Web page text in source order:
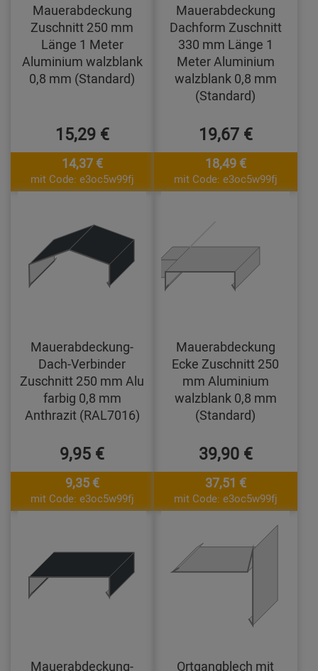
Mauerabdeckung
Zuschnitt 250 mm
Länge 1 Meter
Aluminium walzblank
0,8 mm (Standard)
15,29 €
14,37 €
mit Code: e3oc5w99fj
Mauerabdeckung
Dachform Zuschnitt
330 mm Länge 1
Meter Aluminium
walzblank 0,8 mm
(Standard)
19,67 €
18,49 €
mit Code: e3oc5w99fj
Mauerabdeckung-
Dach-Verbinder
Zuschnitt 250 mm Alu
farbig 0,8 mm
Anthrazit (RAL7016)
9,95 €
9,35 €
mit Code: e3oc5w99fj
Mauerabdeckung
Ecke Zuschnitt 250
mm Aluminium
walzblank 0,8 mm
(Standard)
39,90 €
37,51 €
mit Code: e3oc5w99fj
Mauerabdeckung- Ortgangblech mit